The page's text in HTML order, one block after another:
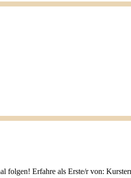
Erfahre als Erste/r von: